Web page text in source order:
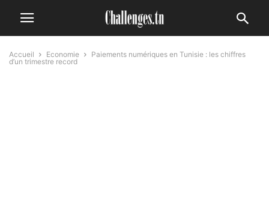
Accueil Economie
Paiements numériques en Tunisie : les chiffres
d’un trimestre record